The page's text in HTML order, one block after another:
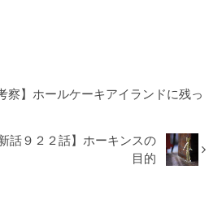
察】ホールケーキアイランドに残っ
話９２２話】ホーキンスの
目的